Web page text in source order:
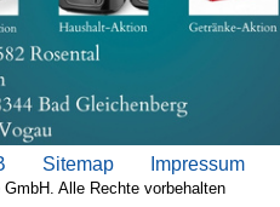
Sitemap Impressum
Alle Rechte vorbehalten